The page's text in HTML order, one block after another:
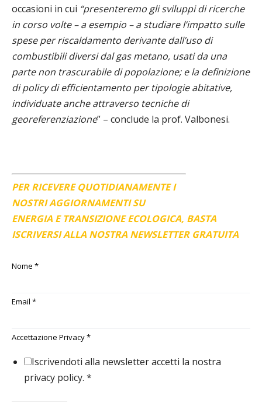
occasioni in cui “presenteremo gli sviluppi di ricerche
in corso volte – a esempio – a studiare l’impatto sulle
spese per riscaldamento derivante dall’uso di
combustibili diversi dal gas metano, usati da una
parte non trascurabile di popolazione; e la definizione
di policy di efficientamento per tipologie abitative,
individuate anche attraverso tecniche di
georeferenziazione” – conclude la prof. Valbonesi.
PER RICEVERE QUOTIDIANAMENTE I
NOSTRI AGGIORNAMENTI SU
ENERGIA E TRANSIZIONE ECOLOGICA, BASTA
ISCRIVERSI ALLA NOSTRA NEWSLETTER GRATUITA
Nome *
Email *
Accettazione Privacy*
Iscrivendoti alla newsletter accetti la nostra
privacy policy. *